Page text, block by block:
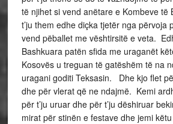
të njihet si vend anëtare e Kombeve
t’ju them edhe diçka tjetër nga
vend pëballet me vështirsitë e veta.
Bashkuara patën sfida me uraganët
Kosovës u treguan të gatëshëm të na
uragani goditi Teksasin. Dhe kjo flet
dhe për vlerat që ne ndajmë. Kemi
për t’ju uruar dhe për t’ju dëshiruar
mirat për stinën e festave dhe jemi